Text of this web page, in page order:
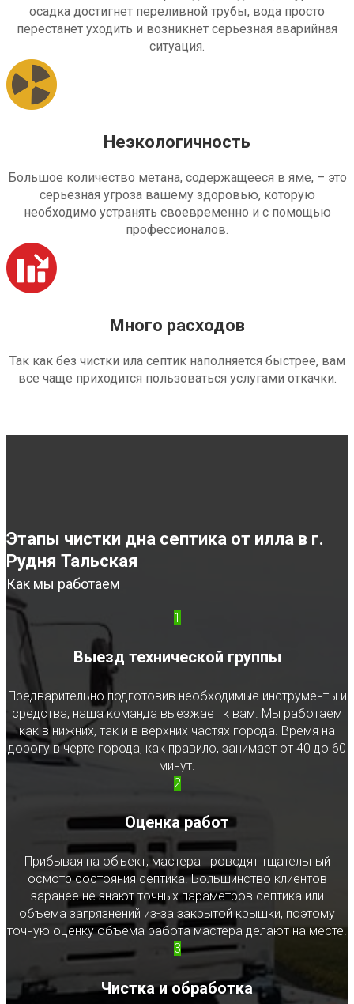
осадка достигнет переливной трубы, вода просто
перестанет уходить и возникнет серьезная аварийная
ситуация.
Неэкологичность
Большое количество метана, содержащееся в яме, – это
серьезная угроза вашему здоровью, которую
необходимо устранять своевременно и с помощью
профессионалов.
Много расходов
Так как без чистки ила септик наполняется быстрее, вам
все чаще приходится пользоваться услугами откачки.
Этапы чистки дна септика от илла в г.
Рудня Тальская
Как мы работаем
1
Выезд технической группы
Предварительно подготовив необходимые инструменты и
средства, наша команда выезжает к вам. Мы работаем
как в нижних, так и в верхних частях города. Время на
дорогу в черте города, как правило, занимает от 40 до 60
минут.
2
Оценка работ
Прибывая на объект, мастера проводят тщательный
осмотр состояния септика. Большинство клиентов
заранее не знают точных параметров септика или
объема загрязнений из-за закрытой крышки, поэтому
точную оценку объема работа мастера делают на месте.
3
Чистка и обработка